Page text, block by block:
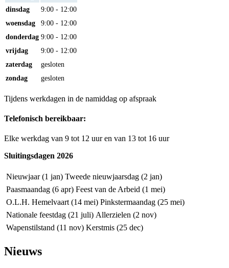
dinsdag
9:00 - 12:00
woensdag
9:00 - 12:00
donderdag 9:00 - 12:00
vrijdag
9:00 - 12:00
zaterdag
gesloten
zondag
gesloten
Tijdens werkdagen in de namiddag op afspraak
Telefonisch bereikbaar:
Elke werkdag van 9 tot 12 uur en van 13 tot 16 uur
Sluitingsdagen 2026
Nieuwjaar (1 jan) Tweede nieuwjaarsdag (2 jan)
Paasmaandag (6 apr) Feest van de Arbeid (1 mei)
O.L.H. Hemelvaart (14 mei) Pinkstermaandag (25 mei)
Nationale feestdag (21 juli) Allerzielen (2 nov)
Wapenstilstand (11 nov) Kerstmis (25 dec)
Nieuws